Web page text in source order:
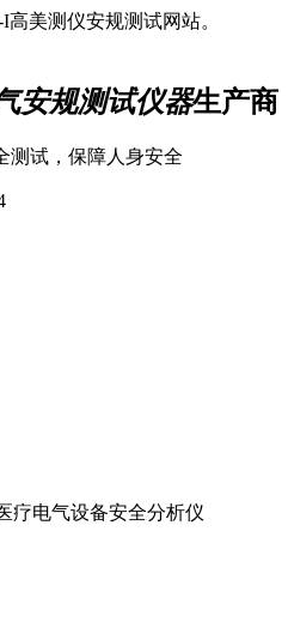
美测仪安规测试网站。
安规测试仪器生产商
测试，保障人身安全
疗电气设备安全分析仪